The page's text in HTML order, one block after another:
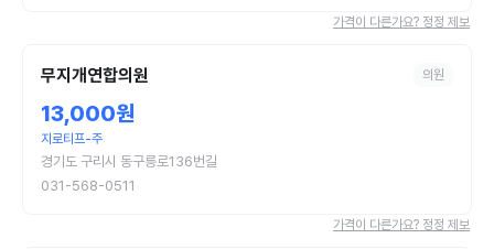
가격이 다른가요? 정정 제보
무지개연합의원 의원
13,000원
지로티프-주
경기도 구리시 동구릉로136번길
031-568-0511
가격이 다른가요? 정정 제보